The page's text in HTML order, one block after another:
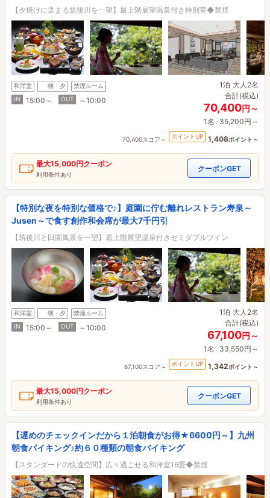
【夕焼けに染まる筑後川を一望】最上階展望温泉付き特別室◆禁煙
和洋室 朝・夕
禁煙ルーム
IN
15:00～ OUT ～10:00
1泊 大人2名
合計(税込)
70,400円～
1名 35,200円～
70,400スコア～ ポイントUP 1,408ポイント～
最大15,000円クーポン
利用条件あり
クーポンGET
【特別な夜を特別な価格で♪】庭園に佇む離れレストラン寿泉～
Jusen～で食す創作和会席が最大7千円引
【筑後川と田園風景を一望】最上階展望温泉付きセミダブルツイン
和洋室 朝・夕
禁煙ルーム
IN
15:00～ OUT ～10:00
1泊 大人2名
合計(税込)
67,100円～
1名 33,550円～
67,100スコア～ ポイントUP 1,342ポイント～
最大15,000円クーポン
利用条件あり
クーポンGET
【遅めのチェックインだから１泊朝食がお得★6600円～】九州
朝食バイキング♪約６０種類の朝食バイキング
【スタンダードの快適空間】広々過ごせる和洋室16畳◆禁煙